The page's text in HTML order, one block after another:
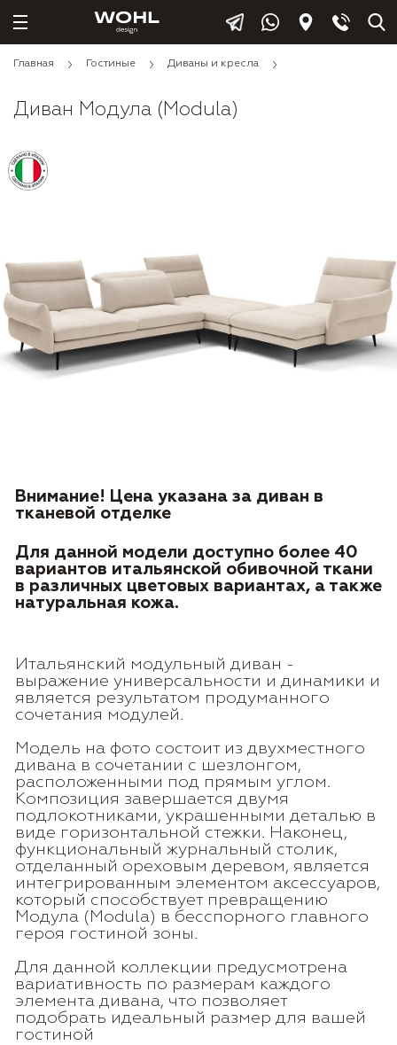
Главная Гостиные Диваны и кресла
Диван Модула (Modula)
Внимание! Цена указана за диван в
тканевой отделке
Для данной модели доступно более 40
вариантов итальянской обивочной ткани
в различных цветовых вариантах, а также
натуральная кожа.
Итальянский модульный диван -
выражение универсальности и динамики и
является результатом продуманного
сочетания модулей.
Модель на фото состоит из двухместного
дивана в сочетании с шезлонгом,
расположенными под прямым углом.
Композиция завершается двумя
подлокотниками, украшенными деталью в
виде горизонтальной стежки. Наконец,
функциональный журнальный столик,
отделанный ореховым деревом, является
интегрированным элементом аксессуаров,
который способствует превращению
Модула (Modula) в бесспорного главного
героя гостиной зоны.
Для данной коллекции предусмотрена
вариативность по размерам каждого
элемента дивана, что позволяет
подобрать идеальный размер для вашей
гостиной